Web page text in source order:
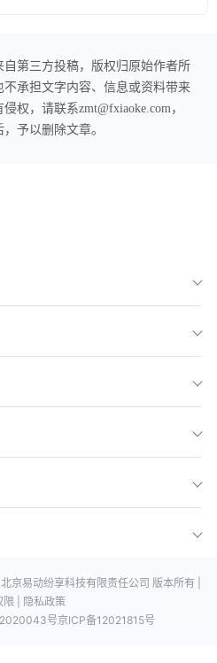
第三方投稿，版权归原始作者所
承担文字内容、信息或资料带来
权，请联系zmt@fxiaoke.com，
予以删除文章。
京易动纷享科技有限责任公司 版本所有 |
|
隐私政策
号京ICP备12021815号